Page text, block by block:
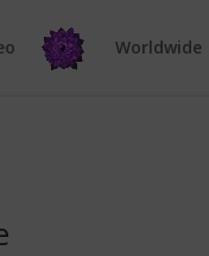
Worldwide